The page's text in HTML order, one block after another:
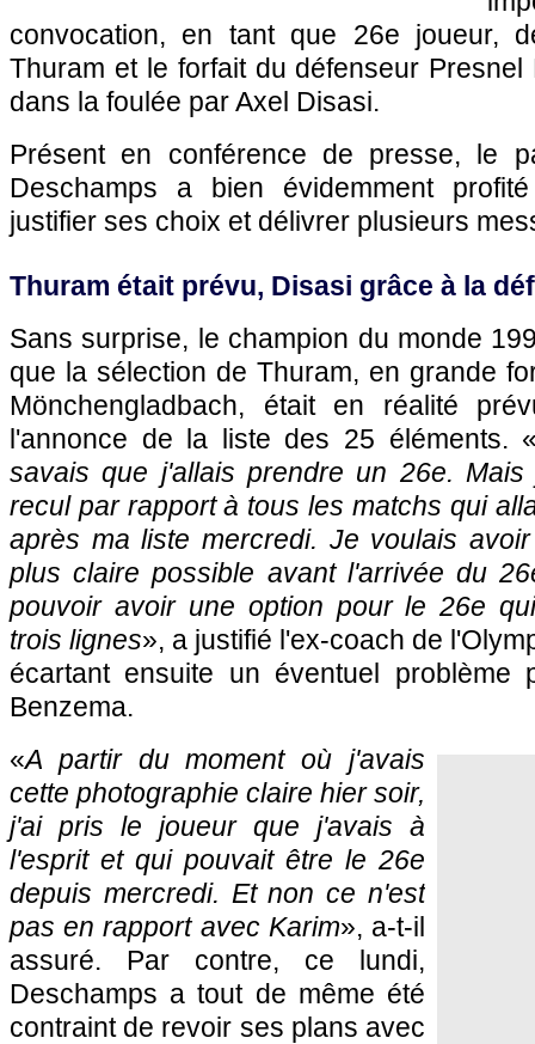
convocation, en tant que 26e joueur,
Thuram et le forfait du défenseur Presnel
dans la foulée par Axel Disasi.
Présent en conférence de presse, le
Deschamps a bien évidemment
justifier ses choix et délivrer plusieurs
Thuram était prévu, Disasi grâce à la
Sans surprise, le champion du monde
que la sélection de Thuram, en grande
Mönchengladbach, était en réalité
l'annonce de la liste des 25 éléments.
savais que j'allais prendre un 26e.
recul par rapport à tous les matchs qui
après ma liste mercredi. Je voulais
plus claire possible avant l'arrivée du
pouvoir avoir une option pour le 26e
trois lignes», a justifié l'ex-coach de
écartant ensuite un éventuel problème
Benzema.
«A partir du moment où j'avais
cette photographie claire hier soir,
j'ai pris le joueur que j'avais à
l'esprit et qui pouvait être le 26e
depuis mercredi. Et non ce n'est
pas en rapport avec Karim», a-t-il
assuré. Par contre, ce lundi,
Deschamps a tout de même été
contraint de revoir ses plans avec